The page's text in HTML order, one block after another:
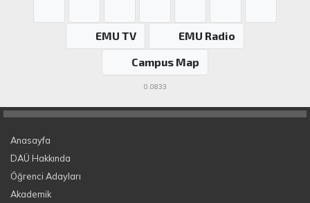
EMU TV
EMU Radio
Campus Map
0.0833
Anasayfa
DAÜ Hakkında
Öğrenci Adayları
Akademik